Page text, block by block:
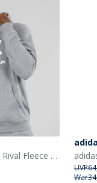
Under Armour Herren UA Rival Fleece Logo Hoodie Castlerock Hellgrau/Weiß
UVP
War